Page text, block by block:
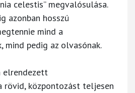
celestis” megvalósulása.
azonban hosszú
mind a
mind pedig az olvasónak.
elrendezett
rövid, központozást teljesen